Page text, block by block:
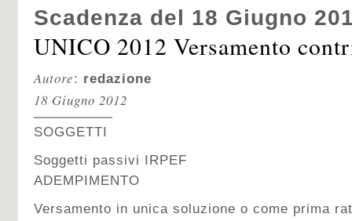
Scadenza del 18 Giugno
UNICO 2012 Versamento
Autore: redazione
18 Giugno 2012
SOGGETTI
Soggetti passivi IRPEF
ADEMPIMENTO
Versamento in unica soluzione o come prima